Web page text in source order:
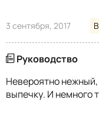
3 сентября, 2017
Руководство
Невероятно
выпечку. И немного